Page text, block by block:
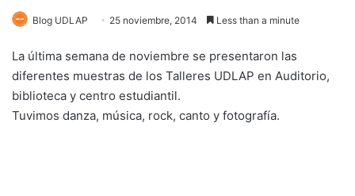
Blog UDLAP 25 noviembre, 2014 Less than a minute
La última semana de noviembre se presentaron las
diferentes muestras de los Talleres UDLAP en Auditorio,
biblioteca y centro estudiantil.
Tuvimos danza, música, rock, canto y fotografía.